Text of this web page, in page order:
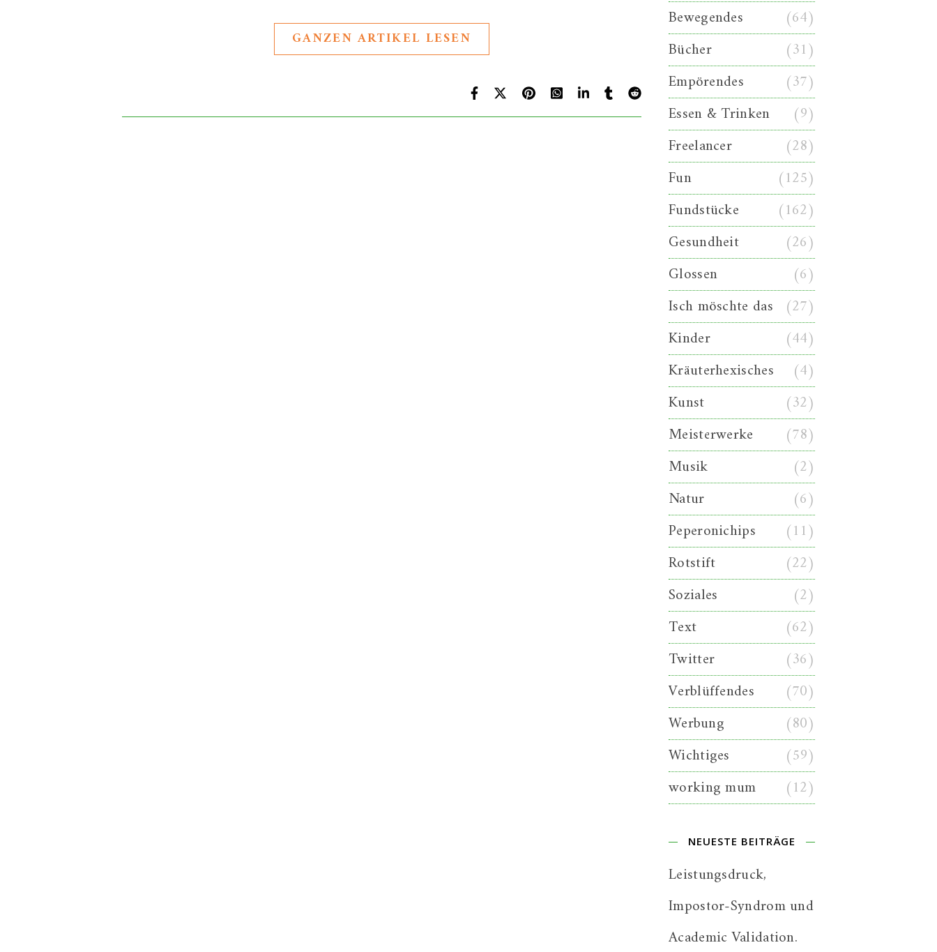
GANZEN ARTIKEL LESEN
Bewegendes
(64)
Bücher
(31)
Empörendes
(37)
Essen & Trinken
(9)
Freelancer
(28)
Fun
(125)
Fundstücke
(162)
Gesundheit
(26)
Glossen
(6)
Isch möschte das (27)
Kinder
(44)
Kräuterhexisches
(4)
Kunst
(32)
Meisterwerke
(78)
Musik
(2)
Natur
(6)
Peperonichips
(11)
Rotstift
(22)
Soziales
(2)
Text
(62)
Twitter
(36)
Verblüffendes
(70)
Werbung
(80)
Wichtiges
(59)
working mum
(12)
NEUESTE BEITRÄGE
Leistungsdruck,
Impostor-Syndrom und
Academic Validation.